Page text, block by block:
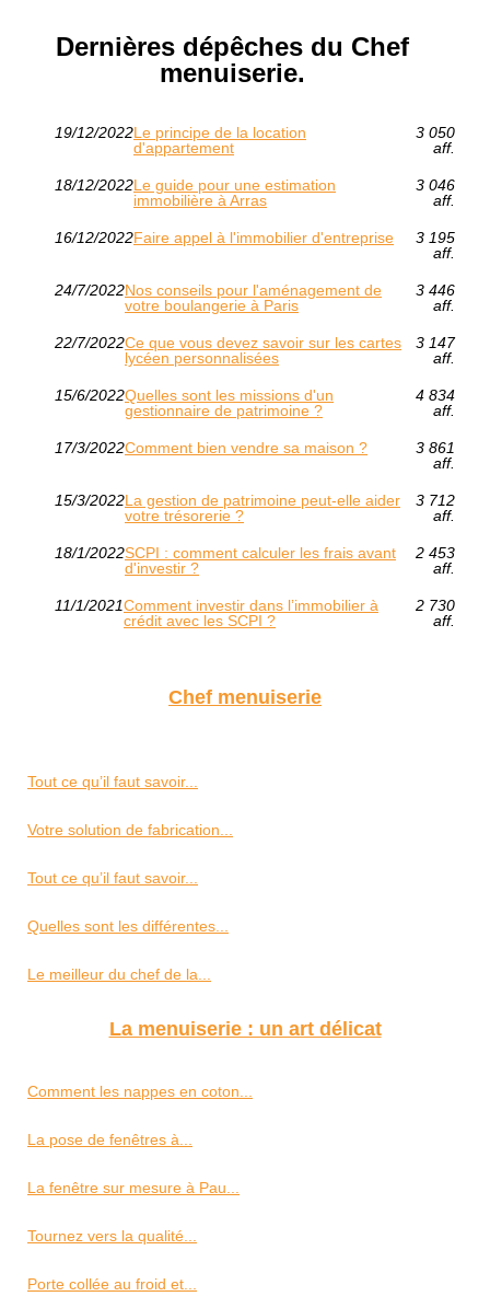
Dernières dépêches du Chef
menuiserie.
19/12/2022Le principe de la location
d'appartement
3 050
aff.
18/12/2022Le guide pour une estimation
immobilière à Arras
3 046
aff.
16/12/2022Faire appel à l'immobilier d'entreprise
3 195
aff.
24/7/2022Nos conseils pour l'aménagement de
votre boulangerie à Paris
3 446
aff.
22/7/2022Ce que vous devez savoir sur les cartes
lycéen personnalisées
3 147
aff.
15/6/2022Quelles sont les missions d'un
gestionnaire de patrimoine ?
4 834
aff.
17/3/2022Comment bien vendre sa maison ?
3 861
aff.
15/3/2022La gestion de patrimoine peut-elle aider
votre trésorerie ?
3 712
aff.
18/1/2022SCPI : comment calculer les frais avant
d'investir ?
2 453
aff.
11/1/2021Comment investir dans l’immobilier à
crédit avec les SCPI ?
2 730
aff.
Chef menuiserie
Tout ce qu’il faut savoir...
Votre solution de fabrication...
Tout ce qu’il faut savoir...
Quelles sont les différentes...
Le meilleur du chef de la...
La menuiserie : un art délicat
Comment les nappes en coton...
La pose de fenêtres à...
La fenêtre sur mesure à Pau...
Tournez vers la qualité...
Porte collée au froid et...